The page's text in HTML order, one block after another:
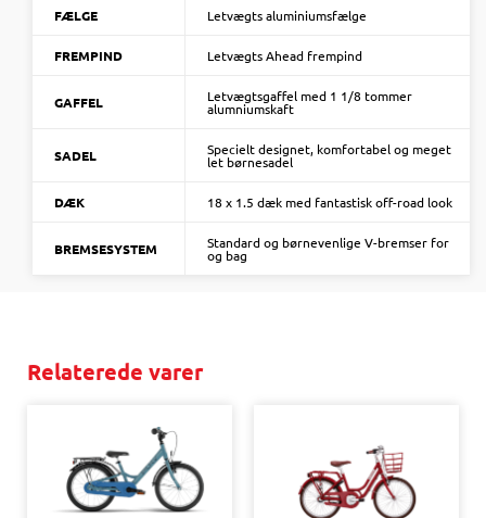
FÆLGE Letvægts aluminiumsfælge
FREMPIND Letvægts Ahead frempind
GAFFEL Letvægtsgaffel med 1 1/8 tommer
alumniumskaft
SADEL Specielt designet, komfortabel og meget
let børnesadel
DÆK 18 x 1.5 dæk med fantastisk off-road look
BREMSESYSTEM Standard og børnevenlige V-bremser for
og bag
Relaterede varer